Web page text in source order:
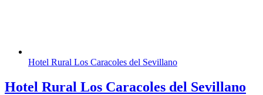
Hotel Rural Los Caracoles del Sevillano
Hotel Rural Los Caracoles del Sevillano